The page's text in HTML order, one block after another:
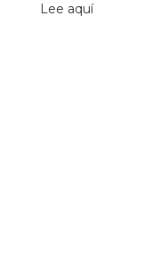
Lee aquí